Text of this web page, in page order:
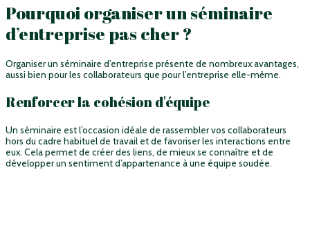
Pourquoi organiser un séminaire
d’entreprise pas cher ?
Organiser un séminaire d’entreprise présente de nombreux avantages,
aussi bien pour les collaborateurs que pour l’entreprise elle-même.
Renforcer la cohésion d'équipe
Un séminaire est l’occasion idéale de rassembler vos collaborateurs
hors du cadre habituel de travail et de favoriser les interactions entre
eux. Cela permet de créer des liens, de mieux se connaître et de
développer un sentiment d’appartenance à une équipe soudée.